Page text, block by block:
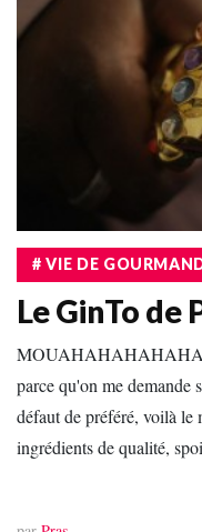
# VIE DE
Le GinTo de
parce qu'on me demande
défaut de préféré, voilà le
ingrédients de qualité,